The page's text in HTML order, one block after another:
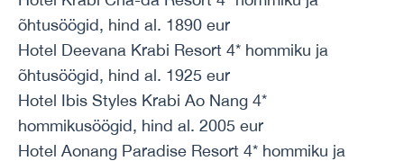
õhtusöögid, hind al. 1890 eur
Hotel Deevana Krabi Resort 4* hommiku ja
õhtusöögid, hind al. 1925 eur
Hotel Ibis Styles Krabi Ao Nang 4*
hommikusöögid, hind al. 2005 eur
Hotel Aonang Paradise Resort 4* hommiku ja